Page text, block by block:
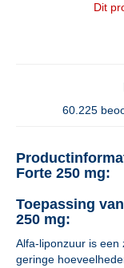
Dit
60.225
Forte 250 mg:
Toepassing
250 mg:
Alfa-liponzuur is een
geringe